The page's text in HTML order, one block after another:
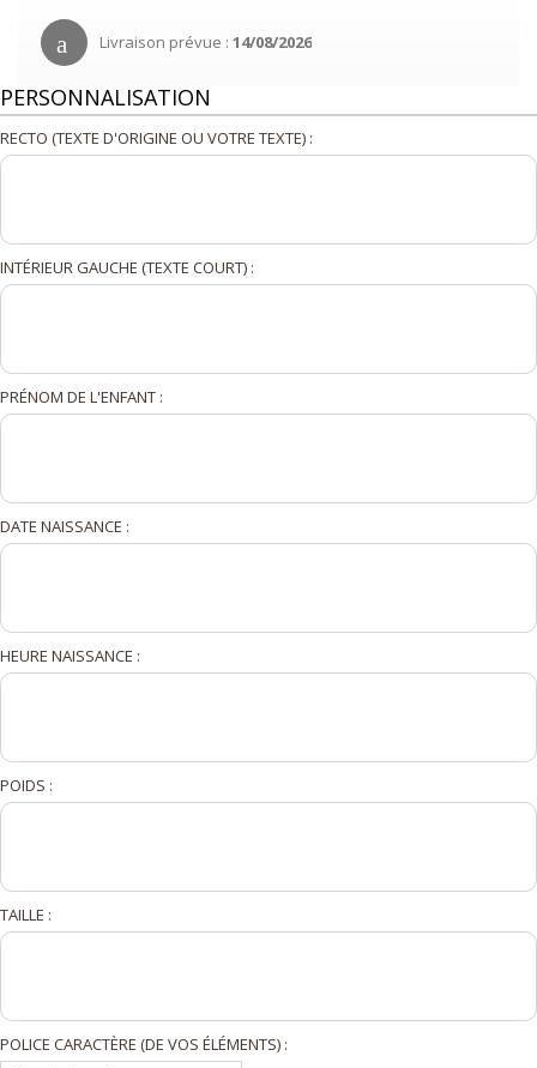
Livraison prévue : 14/08/2026
PERSONNALISATION
RECTO (TEXTE D'ORIGINE OU VOTRE TEXTE) :
INTÉRIEUR GAUCHE (TEXTE COURT) :
PRÉNOM DE L'ENFANT :
DATE NAISSANCE :
HEURE NAISSANCE :
POIDS :
TAILLE :
POLICE CARACTÈRE (DE VOS ÉLÉMENTS) :